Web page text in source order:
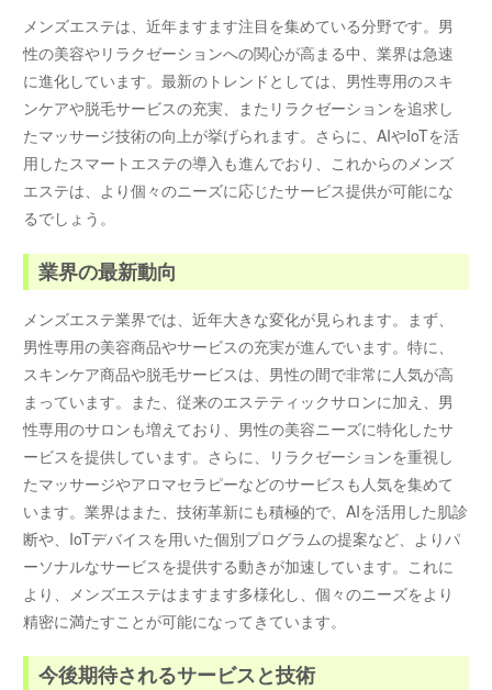
メンズエステは、近年ますます注目を集めている分野です。男
性の美容やリラクゼーションへの関心が高まる中、業界は急速
に進化しています。最新のトレンドとしては、男性専用のスキ
ンケアや脱毛サービスの充実、またリラクゼーションを追求し
たマッサージ技術の向上が挙げられます。さらに、AIやIoTを活
用したスマートエステの導入も進んでおり、これからのメンズ
エステは、より個々のニーズに応じたサービス提供が可能にな
るでしょう。
業界の最新動向
メンズエステ業界では、近年大きな変化が見られます。まず、
男性専用の美容商品やサービスの充実が進んでいます。特に、
スキンケア商品や脱毛サービスは、男性の間で非常に人気が高
まっています。また、従来のエステティックサロンに加え、男
性専用のサロンも増えており、男性の美容ニーズに特化したサ
ービスを提供しています。さらに、リラクゼーションを重視し
たマッサージやアロマセラピーなどのサービスも人気を集めて
います。業界はまた、技術革新にも積極的で、AIを活用した肌診
断や、IoTデバイスを用いた個別プログラムの提案など、よりパ
ーソナルなサービスを提供する動きが加速しています。これに
より、メンズエステはますます多様化し、個々のニーズをより
精密に満たすことが可能になってきています。
今後期待されるサービスと技術